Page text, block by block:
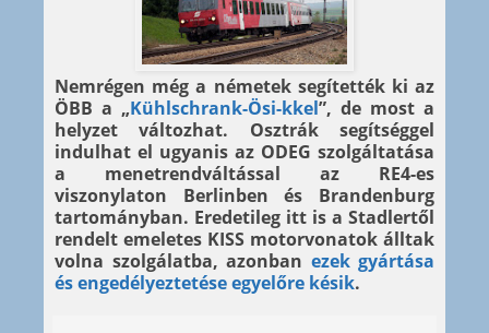
Nemrégen még a németek segítették ki az
ÖBB a „Kühlschrank-Ösi-kkel”, de most a
helyzet változhat. Osztrák segítséggel
indulhat el ugyanis az ODEG szolgáltatása
a menetrendváltással az RE4-es
viszonylaton Berlinben és Brandenburg
tartományban. Eredetileg itt is a Stadlertől
rendelt emeletes KISS motorvonatok álltak
volna szolgálatba, azonban ezek gyártása
és engedélyeztetése egyelőre késik.